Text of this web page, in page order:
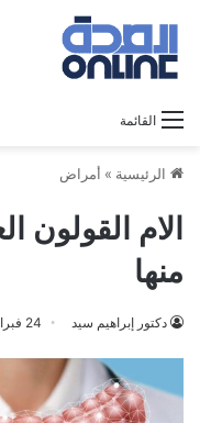
القائمة
الرئيسية » أمراض
الام القولون
منها
دكتور إبراهيم سيد 24 فبراير، 2021